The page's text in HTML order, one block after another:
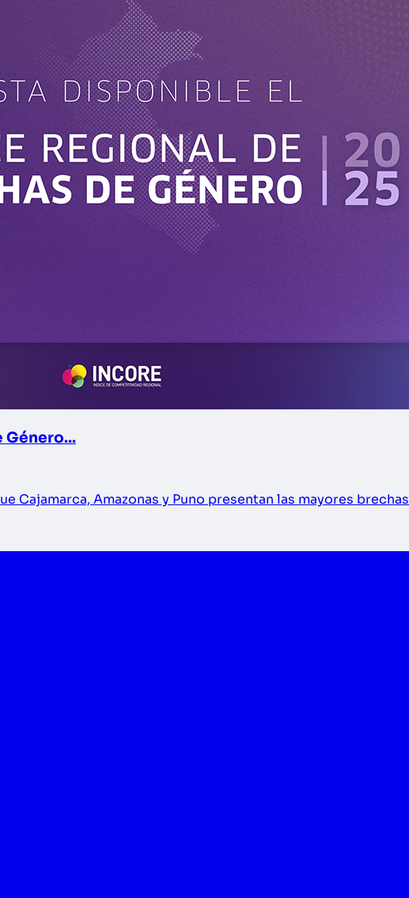
Género...
Cajamarca, Amazonas y Puno presentan las mayores brechas